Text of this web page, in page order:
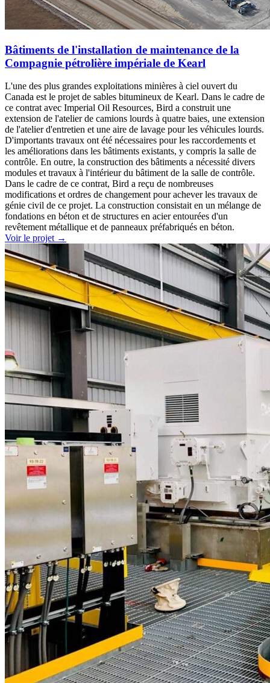
Bâtiments de l'installation de maintenance de la
Compagnie pétrolière impériale de Kearl
L'une des plus grandes exploitations minières à ciel ouvert du
Canada est le projet de sables bitumineux de Kearl. Dans le cadre de
ce contrat avec Imperial Oil Resources, Bird a construit une
extension de l'atelier de camions lourds à quatre baies, une extension
de l'atelier d'entretien et une aire de lavage pour les véhicules lourds.
D'importants travaux ont été nécessaires pour les raccordements et
les améliorations dans les bâtiments existants, y compris la salle de
contrôle. En outre, la construction des bâtiments a nécessité divers
modules et travaux à l'intérieur du bâtiment de la salle de contrôle.
Dans le cadre de ce contrat, Bird a reçu de nombreuses
modifications et ordres de changement pour achever les travaux de
génie civil de ce projet. La construction consistait en un mélange de
fondations en béton et de structures en acier entourées d'un
revêtement métallique et de panneaux préfabriqués en béton.
Voir le projet →